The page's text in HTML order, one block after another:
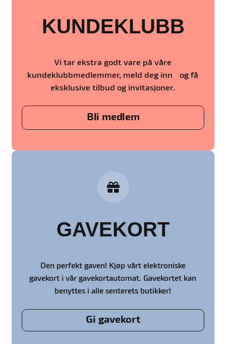
KUNDEKLUBB
Vi tar ekstra godt vare på våre
kundeklubbmedlemmer, meld deg inn og få
eksklusive tilbud og invitasjoner.
Bli medlem
GAVEKORT
Den perfekt gaven! Kjøp vårt elektroniske
gavekort i vår gavekortautomat. Gavekortet kan
benyttes i alle senterets butikker!
Gi gavekort